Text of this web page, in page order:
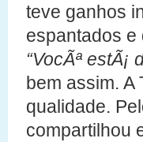
teve ganhos
espantados e
“VocÃª
bem assim.
qualidade.
compartilhou